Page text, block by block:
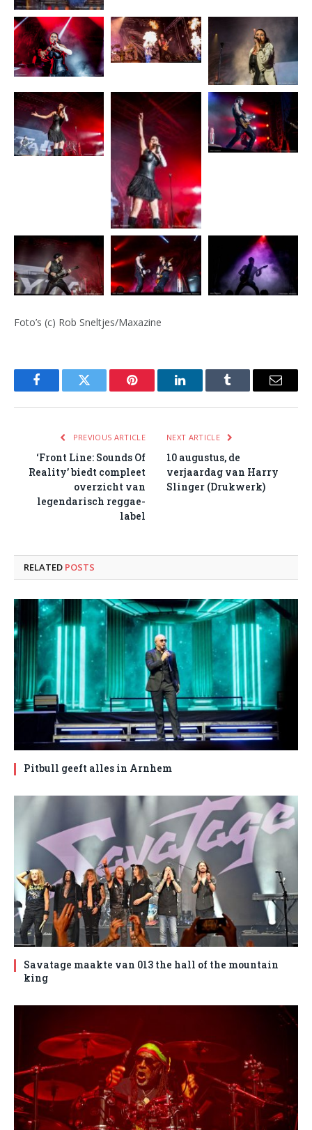
Foto’s (c) Rob Sneltjes/Maxazine
FacebookTwitter Pinterest LinkedInTumblr Email
PREVIOUS ARTICLE
‘Front Line: Sounds Of
Reality’ biedt compleet
overzicht van
legendarisch reggae-
label
NEXT ARTICLE
10 augustus, de
verjaardag van Harry
Slinger (Drukwerk)
RELATED POSTS
Pitbull geeft alles in Arnhem
Savatage maakte van 013 the hall of the mountain
king